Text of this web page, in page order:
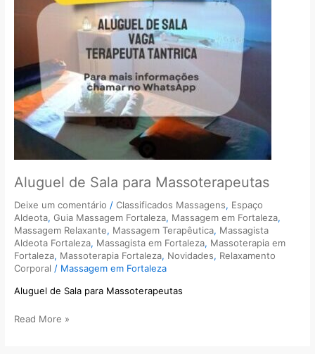
Aluguel de Sala para Massoterapeutas
Deixe um comentário /Classificados Massagens, Espaço
Aldeota,Guia Massagem Fortaleza, Massagem em Fortaleza,
Massagem Relaxante, Massagem Terapêutica, Massagista
Aldeota Fortaleza, Massagista em Fortaleza, Massoterapia em
Fortaleza, Massoterapia Fortaleza, Novidades, Relaxamento
Corporal / Massagem em Fortaleza
Aluguel de Sala para Massoterapeutas
Read More »